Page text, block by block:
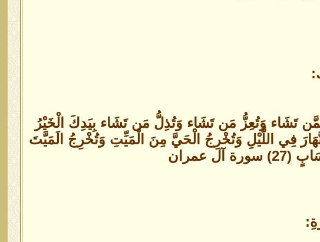
تَشَاء وَتُعِزُّ مَن تَشَاء وَتُذِلُّ مَن تَشَاء بِيَدِكَ الْخَيْرُ
عمران